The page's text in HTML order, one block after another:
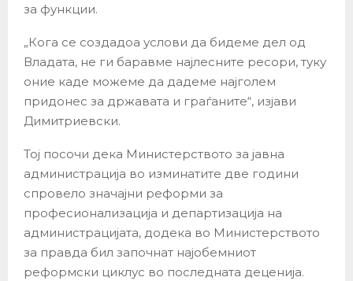
за функции.
„Кога се создадоа услови да бидеме дел од
Владата, не ги баравме најлесните ресори, туку
оние каде можеме да дадеме најголем
придонес за државата и граѓаните“, изјави
Димитриевски.
Тој посочи дека Министерството за јавна
администрација во изминатите две години
спровело значајни реформи за
професионализација и департизација на
администрацијата, додека во Министерството
за правда бил започнат најобемниот
реформски циклус во последната деценија.